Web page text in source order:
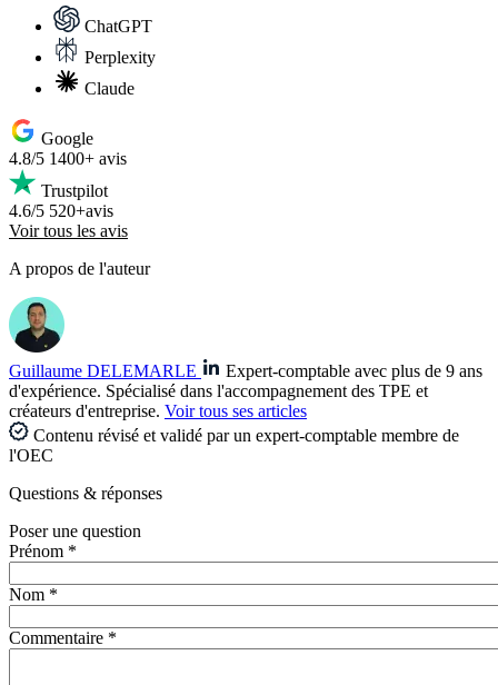
ChatGPT
Perplexity
Claude
Google
4.8/5 1400+ avis
Trustpilot
4.6/5 520+avis
Voir tous les avis
A propos de l'auteur
Guillaume DELEMARLE
Expert-comptable avec plus de 9 ans
d'expérience. Spécialisé dans l'accompagnement des TPE et
créateurs d'entreprise. Voir tous ses articles
Contenu révisé et validé par un expert-comptable membre de
l'OEC
Questions & réponses
Poser une question
Prénom *
Nom *
Commentaire *